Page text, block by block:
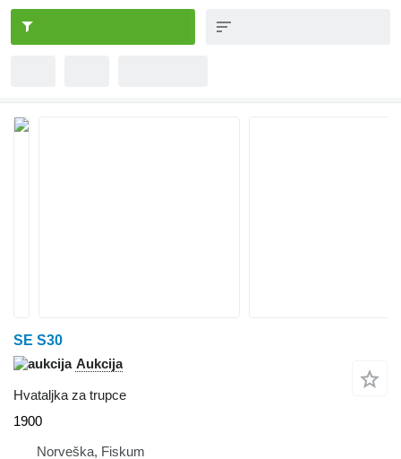
SE S30
Aukcija
Hvataljka za trupce
1900
Norveška, Fiskum